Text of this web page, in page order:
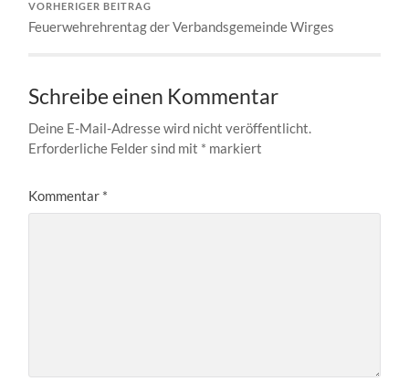
VORHERIGER BEITRAG
Feuerwehrehrentag der Verbandsgemeinde Wirges
Schreibe einen Kommentar
Deine E-Mail-Adresse wird nicht veröffentlicht.
Erforderliche Felder sind mit * markiert
Kommentar *